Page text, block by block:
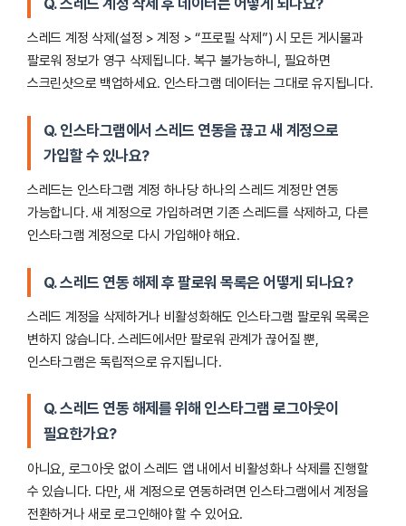
Q. 스레드 계정 삭제 후 데이터는 어떻게 되나요?
스레드 계정 삭제(설정 > 계정 > “프로필 삭제”) 시 모든 게시물과
팔로워 정보가 영구 삭제됩니다. 복구 불가능하니, 필요하면
스크린샷으로 백업하세요. 인스타그램 데이터는 그대로 유지됩니다.
Q. 인스타그램에서 스레드 연동을 끊고 새 계정으로
가입할 수 있나요?
스레드는 인스타그램 계정 하나당 하나의 스레드 계정만 연동
가능합니다. 새 계정으로 가입하려면 기존 스레드를 삭제하고, 다른
인스타그램 계정으로 다시 가입해야 해요.
Q. 스레드 연동 해제 후 팔로워 목록은 어떻게 되나요?
스레드 계정을 삭제하거나 비활성화해도 인스타그램 팔로워 목록은
변하지 않습니다. 스레드에서만 팔로워 관계가 끊어질 뿐,
인스타그램은 독립적으로 유지됩니다.
Q. 스레드 연동 해제를 위해 인스타그램 로그아웃이
필요한가요?
아니요, 로그아웃 없이 스레드 앱 내에서 비활성화나 삭제를 진행할
수 있습니다. 다만, 새 계정으로 연동하려면 인스타그램에서 계정을
전환하거나 새로 로그인해야 할 수 있어요.